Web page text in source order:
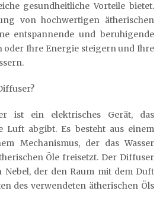
gesundheitliche Vorteile bietet.
von hochwertigen ätherischen
entspannende und beruhigende
oder Ihre Energie steigern und Ihre
ist ein elektrisches Gerät, das
Luft abgibt. Es besteht aus einem
Mechanismus, der das Wasser
Öle freisetzt. Der Diffuser
der den Raum mit dem Duft
des verwendeten ätherischen Öls